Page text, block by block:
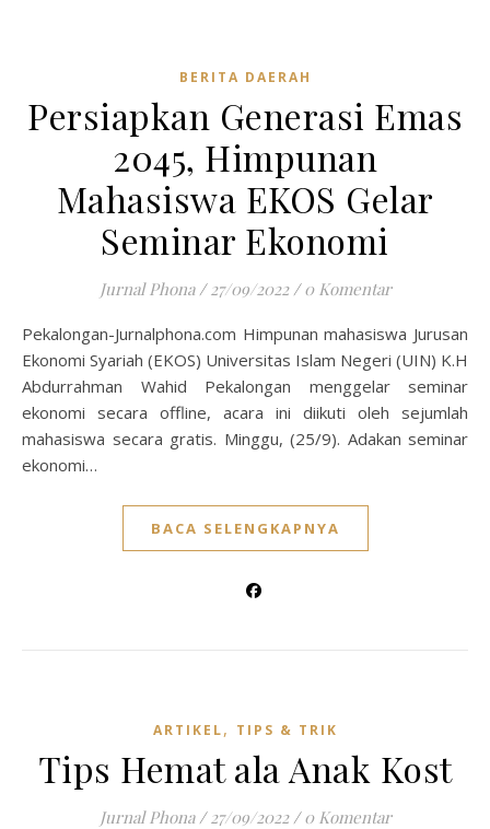
BERITA DAERAH
Persiapkan Generasi Emas
2045, Himpunan
Mahasiswa EKOS Gelar
Seminar Ekonomi
Jurnal Phona / 27/09/2022 / 0 Komentar
Pekalongan-Jurnalphona.com Himpunan mahasiswa Jurusan
Ekonomi Syariah (EKOS) Universitas Islam Negeri (UIN) K.H
Abdurrahman Wahid Pekalongan menggelar seminar
ekonomi secara offline, acara ini diikuti oleh sejumlah
mahasiswa secara gratis. Minggu, (25/9). Adakan seminar
ekonomi…
BACA SELENGKAPNYA
ARTIKEL, TIPS & TRIK
Tips Hemat ala Anak Kost
Jurnal Phona / 27/09/2022 / 0 Komentar